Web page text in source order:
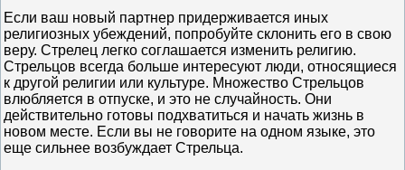
Если ваш новый партнер придерживается иных
религиозных убеждений, попробуйте склонить его в свою
веру. Стрелец легко соглашается изменить религию.
Стрельцов всегда больше интересуют люди, относящиеся
к другой религии или культуре. Множество Стрельцов
влюбляется в отпуске, и это не случайность. Они
действительно готовы подхватиться и начать жизнь в
новом месте. Если вы не говорите на одном языке, это
еще сильнее возбуждает Стрельца.